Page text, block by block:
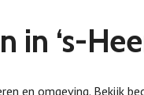
in ‘s-
en omgeving. Bekijk